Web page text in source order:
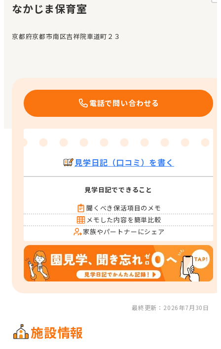
おすすめの園
エンクルの特徴と活用方法
なかじま保育室
京都府京都市南区吉祥院車道町２３
電話で問い合わせる
見学日記（口コミ）を書く
見学日記でできること
聞くべき保活項目のメモ
メモした内容を簡単比較
家族やパートナーにシェア
最終更新：2026年7月30日
施設情報